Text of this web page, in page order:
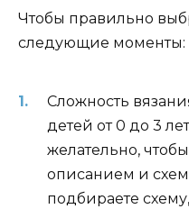
Чтобы правильно
следующие моменты:
Сложность
детей от 0 до 3
желательно,
описанием и
подбираете